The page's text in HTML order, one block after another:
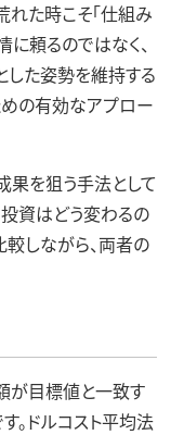
た時こそ「仕組み
頼るのではなく、
した姿勢を維持する
の有効なアプロー
果を狙う手法として
投資はどう変わるの
較しながら、両者の
が目標値と一致す
。ドルコスト平均法